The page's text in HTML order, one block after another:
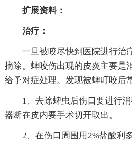
扩展资料：
治疗：
一旦被咬尽快到医院进行治
摘除。蜱咬伤出现的皮炎主要是
给予对症处理。发现被蜱叮咬后
1、去除蜱虫后伤口要进行
器断在皮内要手术切开取出。
2、在伤口周围用2%盐酸利